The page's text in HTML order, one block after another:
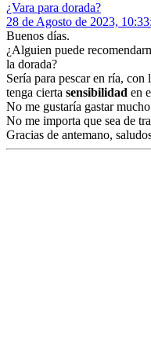
¿Vara para dorada?
28 de Agosto de 2023,
Buenos días.
¿Alguien puede
la dorada?
Sería para pescar en ría,
tenga cierta sensibilidad en
No me gustaría gastar
No me importa que sea de
Gracias de antemano,